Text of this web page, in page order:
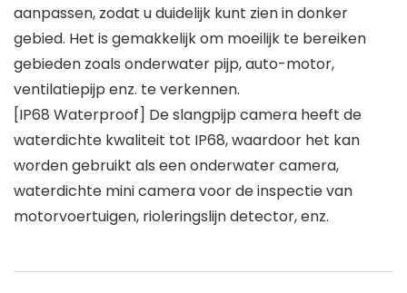
aanpassen, zodat u duidelijk kunt zien in donker
gebied. Het is gemakkelijk om moeilijk te bereiken
gebieden zoals onderwater pijp, auto-motor,
ventilatiepijp enz. te verkennen.
[IP68 Waterproof] De slangpijp camera heeft de
waterdichte kwaliteit tot IP68, waardoor het kan
worden gebruikt als een onderwater camera,
waterdichte mini camera voor de inspectie van
motorvoertuigen, rioleringslijn detector, enz.